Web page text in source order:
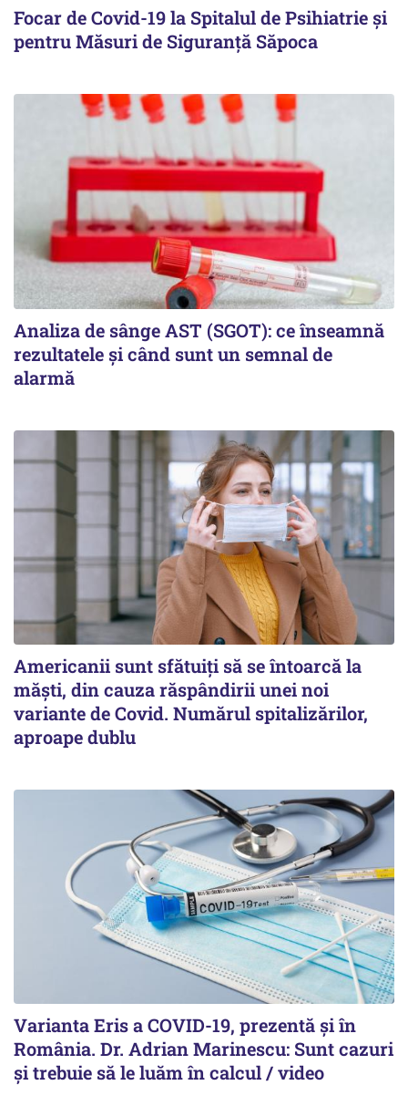
Focar de Covid-19 la Spitalul de Psihiatrie şi
pentru Măsuri de Siguranţă Săpoca
Analiza de sânge AST (SGOT): ce înseamnă
rezultatele și când sunt un semnal de
alarmă
Americanii sunt sfătuiți să se întoarcă la
măști, din cauza răspândirii unei noi
variante de Covid. Numărul spitalizărilor,
aproape dublu
Varianta Eris a COVID-19, prezentă și în
România. Dr. Adrian Marinescu: Sunt cazuri
și trebuie să le luăm în calcul / video